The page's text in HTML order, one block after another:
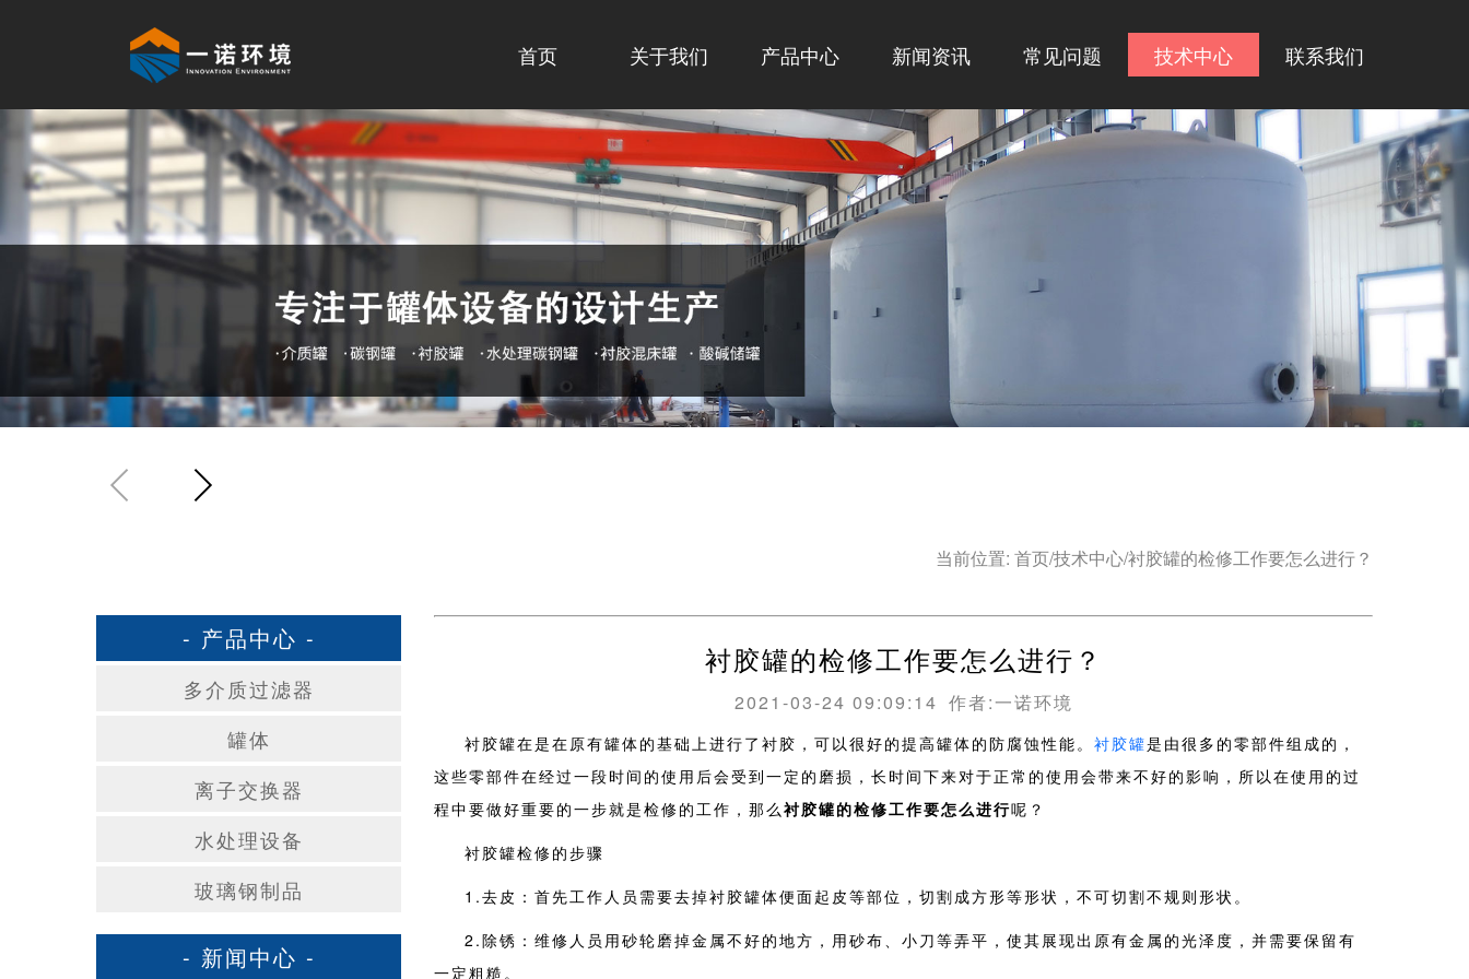
首页 关于我们 产品中心 新闻资讯 常见问题 技术中心 联系我们
当前位置: 首页/技术中心/衬胶罐的检修工作要怎么进行？
- 产品中心 -
多介质过滤器
罐体
离子交换器
水处理设备
玻璃钢制品
- 新闻中心 -
衬胶罐的检修工作要怎么进行？
2021-03-24 09:09:14 作者:一诺环境
衬胶罐在是在原有罐体的基础上进行了衬胶，可以很好的提高罐体的防腐蚀性能。 衬胶罐是由很多的零部件组成的，
这些零部件在经过一段时间的使用后会受到一定的磨损，长时间下来对于正常的使用会带来不好的影响，所以在使用的过
程中要做好重要的一步就是检修的工作，那么衬胶罐的检修工作要怎么进行呢？
衬胶罐检修的步骤
1.去皮：首先工作人员需要去掉衬胶罐体便面起皮等部位，切割成方形等形状，不可切割不规则形状。
2.除锈：维修人员用砂轮磨掉金属不好的地方，用砂布、小刀等弄平，使其展现出原有金属的光泽度，并需要保留有
一定粗糙。